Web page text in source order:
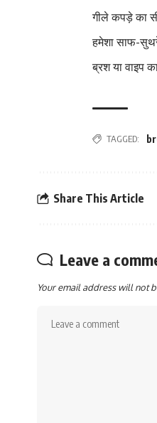
गीले कपड़े का
हमेशा साफ-
ब्रश या वाइप
TAGGED:
Share This Article
Leave a
Your email address will not